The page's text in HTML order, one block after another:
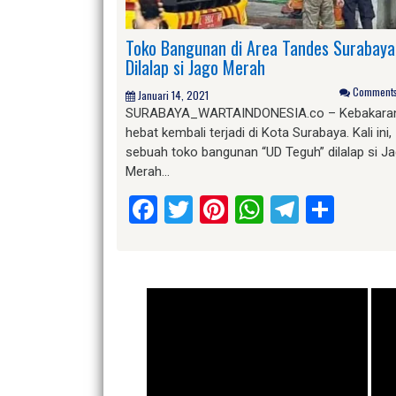
Toko Bangunan di Area Tandes Surabaya
Dilalap si Jago Merah
Januari 14, 2021
SURABAYA_WARTAINDONESIA.co –
hebat kembali terjadi di Kota Surabaya. Kali ini,
sebuah toko bangunan “UD Teguh” dilalap si
Merah…
Facebook
Twitter
Pinterest
WhatsApp
Telegram